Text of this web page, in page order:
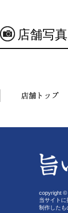
店舗写真
copyright ©
当サイト
制作したも